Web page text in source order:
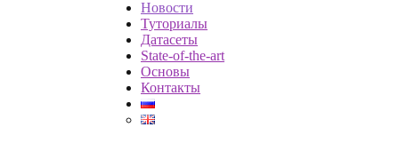
Новости
Туториалы
Датасеты
State-of-the-art
Основы
Контакты